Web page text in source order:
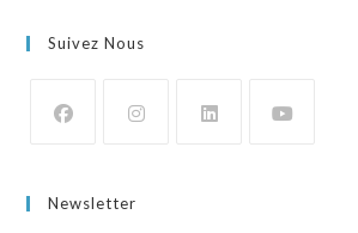
Suivez Nous
Newsletter